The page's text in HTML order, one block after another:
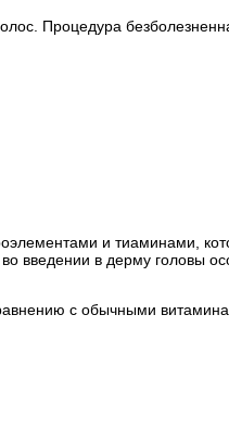
Процедура
и тиаминами,
введении в дерму головы
с обычными